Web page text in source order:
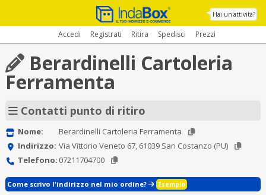
Hai un'attività?
Accedi Registrati Ritira Spedisci Prezzi
Berardinelli Cartoleria
Ferramenta
Contatti punto di ritiro
Nome:
Berardinelli Cartoleria Ferramenta
Indirizzo: Via Vittorio Veneto 67, 61039 San Costanzo (PU)
Telefono: 07211704700
Come scrivo l'indirizzo nel mio ordine? Esempio